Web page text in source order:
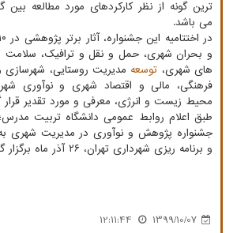
ترین گونه از نظر کارکردهای مورد مطالعه
می باشد.
و بحران شهری، حمل و نقل و ترافیک، سلامت
های شهری، توسعه مدیریت روستایی، شهرسازی
فرهنگی، مالی و اقتصاد شهری و نوآوری
محیط زیست و انرژی، معرفی و مورد تقدیر قرار
طبق اعلام روابط عمومی دانشگاه تربیت
جشنواره پژوهش و نوآوری در مدیریت شهری
و برنامه ریزی شهرداری تهران، ۲۶ آذر ماه برگزار گردید.
1399/10/07
12:11:44